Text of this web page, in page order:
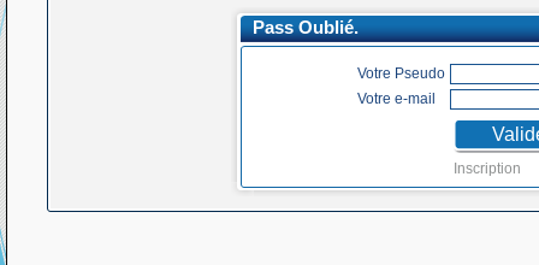
Pass Oublié.
Votre Pseudo
Votre e-mail
Inscription